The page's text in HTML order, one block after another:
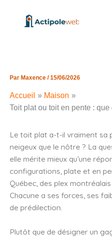
contenu
Par Maxence /15/06/2026
Accueil
Maison
Toit plat ou toit en pente :
Le toit plat a-t-il vraiment sa
neigeux que le nôtre ? La
elle mérite mieux qu’une
configurations, plate et en
Québec, des plex
Chacune a ses forces, ses
de prédilection.
Plutôt que de désigner un